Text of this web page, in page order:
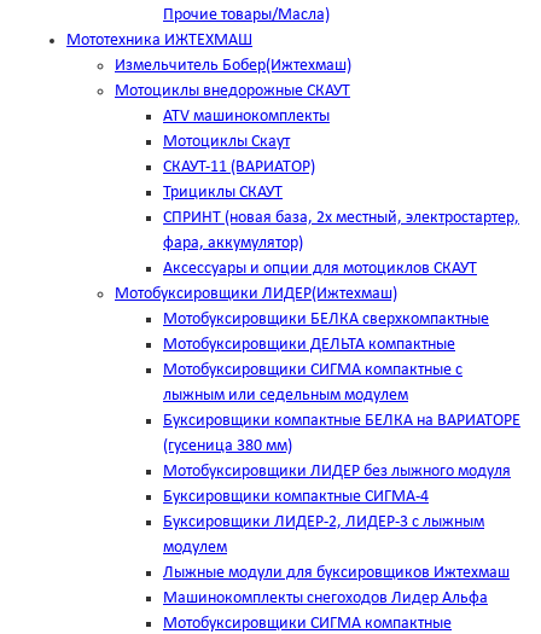
Прочие товары/Масла)
Мототехника ИЖТЕХМАШ
Измельчитель Бобер(Ижтехмаш)
Мотоциклы внедорожные СКАУТ
ATV машинокомплекты
Мотоциклы Скаут
СКАУТ-11 (ВАРИАТОР)
Трициклы СКАУТ
СПРИНТ (новая база, 2х местный, электростартер,
фара, аккумулятор)
Аксессуары и опции для мотоциклов СКАУТ
Мотобуксировщики ЛИДЕР(Ижтехмаш)
Мотобуксировщики БЕЛКА сверхкомпактные
Мотобуксировщики ДЕЛЬТА компактные
Мотобуксировщики СИГМА компактные с
лыжным или седельным модулем
Буксировщики компактные БЕЛКА на ВАРИАТОРЕ
(гусеница 380 мм)
Мотобуксировщики ЛИДЕР без лыжного модуля
Буксировщики компактные СИГМА-4
Буксировщики ЛИДЕР-2, ЛИДЕР-3 c лыжным
модулем
Лыжные модули для буксировщиков Ижтехмаш
Машинокомплекты снегоходов Лидер Альфа
Мотобуксировщики СИГМА компактные